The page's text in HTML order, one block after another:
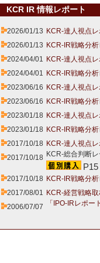
KCR IR 情報レポート
2026/01/13 KCR-達人視点
2026/01/13 KCR-IR戦略分
2024/04/01 KCR-達人視点
2024/04/01 KCR-IR戦略分
2023/06/16 KCR-達人視点
2023/06/16 KCR-IR戦略分
2023/01/18 KCR-達人視点
2023/01/18 KCR-IR戦略分
2017/10/18 KCR-達人視点
2017/10/18 KCR-総合判断
2017/10/18 KCR-IR戦略分
2017/08/01 KCR-経営戦略
2006/07/07
「IPO-IRレポー